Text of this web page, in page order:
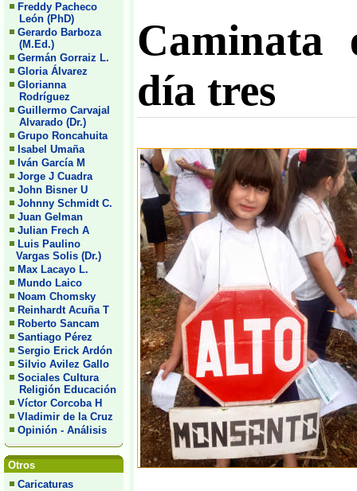
Freddy Pacheco
León (PhD)
Gerardo Barboza
(M.Ed.)
Germán Gorraiz L.
Gloria Álvarez
Glorianna
Rodríguez
Guillermo Carvajal
Alvarado (Dr.)
Grupo Roncahuita
Isabel Umaña
Iván García M
Jorge J Cuadra
John Bisner U
Johnny Schmidt C.
Juan Gelman
Julian Frech A
Luis Paulino
Vargas Solis (Dr.)
Max Lacayo L.
Mundo Laico
Noam Chomsky
Reinhardt Acuña T
Roberto Sancam
Santiago Pérez
Sergio Erick Ardón
Silvio Avilez Gallo
Sociales Cultura
Religión Educación
Víctor Corcoba H
Vladimir de la Cruz
Opinión - Análisis
Otros
Caricaturas
Caminata
día tres